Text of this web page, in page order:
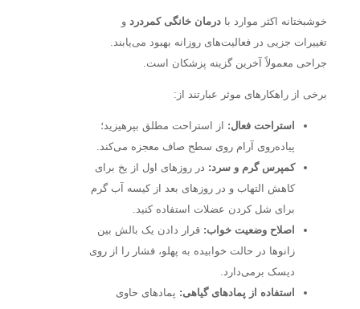
خوشبختانه اکثر موارد با درمان خانگی کمردرد و
تغییرات جزیی در فعالیت‌های روزانه بهبود می‌یابند.
جراحی معمولاً آخرین گزینه پزشکان است.
برخی از راهکارهای موثر عبارتند از:
استراحت فعال: از استراحت مطلق بپرهیزید؛
پیاده‌روی آرام روی سطح صاف معجزه می‌کند.
کمپرس گرم و سرد: در روزهای اول از یخ برای
کاهش التهاب و در روزهای بعد از کیسه آب گرم
برای شل کردن عضلات استفاده کنید.
اصلاح وضعیت خواب: قرار دادن یک بالش بین
زانوها در حالت خوابیده به پهلو، فشار را از روی
دیسک برمی‌دارد.
استفاده از پمادهای گیاهی: پمادهای حاوی